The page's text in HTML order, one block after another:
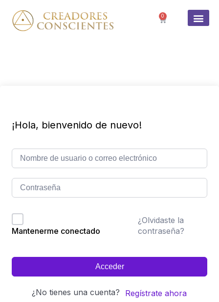
0
¡Hola, bienvenido de nuevo!
Mantenerme conectado
¿Olvidaste la
contraseña?
Acceder
¿No tienes una cuenta? Regístrate ahora